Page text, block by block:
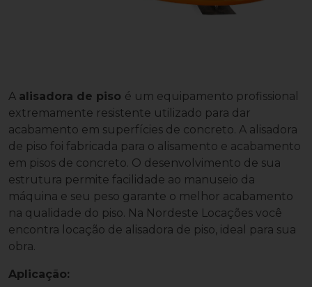
A alisadora de piso é um equipamento profissional
extremamente resistente utilizado para dar
acabamento em superfícies de concreto. A alisadora
de piso foi fabricada para o alisamento e acabamento
em pisos de concreto. O desenvolvimento de sua
estrutura permite facilidade ao manuseio da
máquina e seu peso garante o melhor acabamento
na qualidade do piso. Na Nordeste Locações você
encontra locação de alisadora de piso, ideal para sua
obra.
Aplicação: